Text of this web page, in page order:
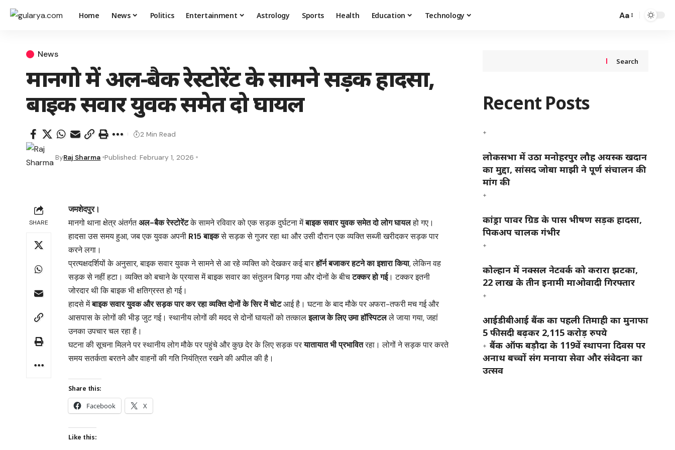
Home News Politics Entertainment Astrology Sports Health Education Technology Aa
News
मानगो में अल-बैक रेस्टोरेंट के सामने सड़क हादसा,
बाइक सवार युवक समेत दो घायल
ByRaj Sharma Published: February 1, 2026
2 Min Read
SHARE
जमशेदपुर।
मानगो थाना क्षेत्र अंतर्गतअल-बैक रेस्टोरेंटके सामने रविवार को एक सड़क दुर्घटना मेंबाइक सवार युवक समेत दो लोग घायलहो गए।
हादसा उस समय हुआ, जब एक युवक अपनी R15 बाइकसे सड़क से गुजर रहा था और उसी दौरान एक व्यक्ति सब्जी खरीदकर सड़क पार
करने लगा।
प्रत्यक्षदर्शियों के अनुसार, बाइक सवार युवक ने सामने से आ रहे व्यक्ति को देखकर कई बारहॉर्न बजाकर हटने का इशारा किया, लेकिन वह
सड़क से नहीं हटा। व्यक्ति को बचाने के प्रयास में बाइक सवार का संतुलन बिगड़ गया और दोनों के बीचटक्कर हो गई। टक्कर इतनी
जोरदार थी कि बाइक भी क्षतिग्रस्त हो गई।
हादसे मेंबाइक सवार युवक और सड़क पार कर रहा व्यक्ति दोनों के सिर में चोटआई है। घटना के बाद मौके पर अफरा-तफरी मच गई और
आसपास के लोगों की भीड़ जुट गई। स्थानीय लोगों की मदद से दोनों घायलों को तत्कालइलाज के लिए उमा हॉस्पिटलले जाया गया, जहां
उनका उपचार चल रहा है।
घटना की सूचना मिलने पर स्थानीय लोग मौके पर पहुंचे और कुछ देर के लिए सड़क परयातायात भी प्रभावितरहा। लोगों ने सड़क पार करते
समय सतर्कता बरतने और वाहनों की गति नियंत्रित रखने की अपील की है।
Share this:
Facebook X
Like this:
Search
Recent Posts
लोकसभा में उठा मनोहरपुर लौह अयस्क खदान
का मुद्दा, सांसद जोबा माझी ने पूर्ण संचालन की
मांग की
कांड्रा पावर ग्रिड के पास भीषण सड़क हादसा,
पिकअप चालक गंभीर
कोल्हान में नक्सल नेटवर्क को करारा झटका,
22 लाख के तीन इनामी माओवादी गिरफ्तार
आईडीबीआई बैंक का पहली तिमाही का मुनाफा
5 फीसदी बढ़कर 2,115 करोड़ रुपये
बैंक ऑफ बड़ौदा के 119वें स्थापना दिवस पर
अनाथ बच्चों संग मनाया सेवा और संवेदना का
उत्सव